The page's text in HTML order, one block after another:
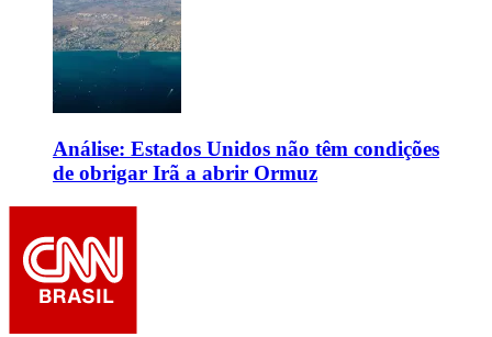
Análise: Estados Unidos não têm condições
de obrigar Irã a abrir Ormuz